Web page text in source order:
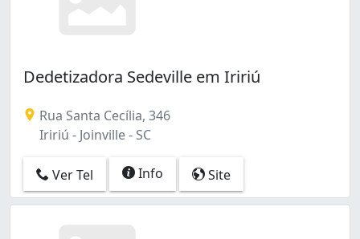
Dedetizadora Sedeville em Iririú
Rua Santa Cecília, 346
Iririú - Joinville - SC
Ver Tel Info Site